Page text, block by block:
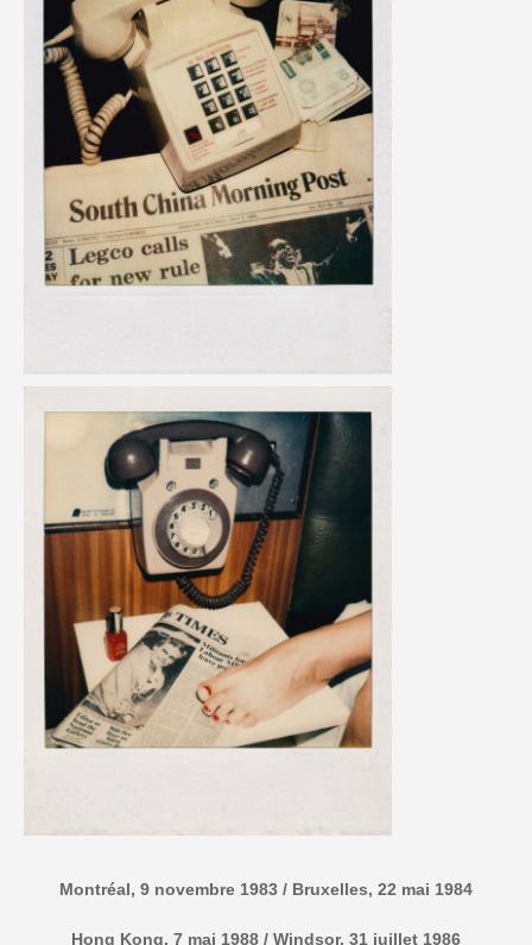
Montréal, 9 novembre 1983 / Bruxelles, 22 mai 1984
Hong Kong, 7 mai 1988 / Windsor, 31 juillet 1986